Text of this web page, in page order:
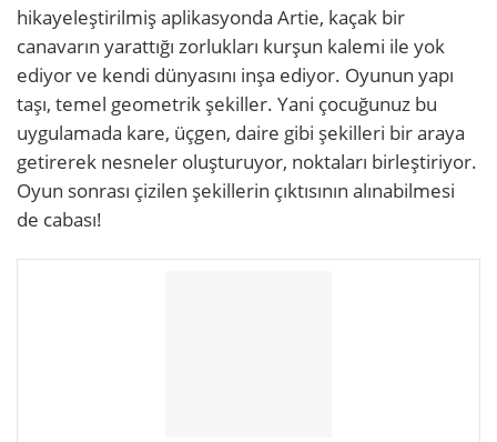
hikayeleştirilmiş aplikasyonda Artie, kaçak bir
canavarın yarattığı zorlukları kurşun kalemi ile yok
ediyor ve kendi dünyasını inşa ediyor. Oyunun yapı
taşı, temel geometrik şekiller. Yani çocuğunuz bu
uygulamada kare, üçgen, daire gibi şekilleri bir araya
getirerek nesneler oluşturuyor, noktaları birleştiriyor.
Oyun sonrası çizilen şekillerin çıktısının alınabilmesi
de cabası!